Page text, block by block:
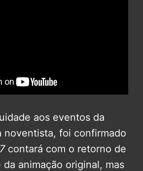
aos eventos da
noventista, foi confirmado
contará com o retorno de
animação original, mas